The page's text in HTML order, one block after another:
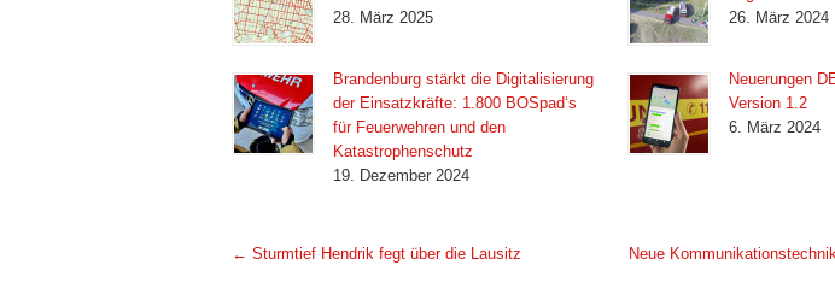
28. März 2025
Brandenburg stärkt die Digitalisierung
der Einsatzkräfte: 1.800 BOSpad‘s
für Feuerwehren und den
Katastrophenschutz
19. Dezember 2024
26. März 2024
Neuerungen
Version 1.2
6. März 2024
← Sturmtief Hendrik fegt über die Lausitz
Neue